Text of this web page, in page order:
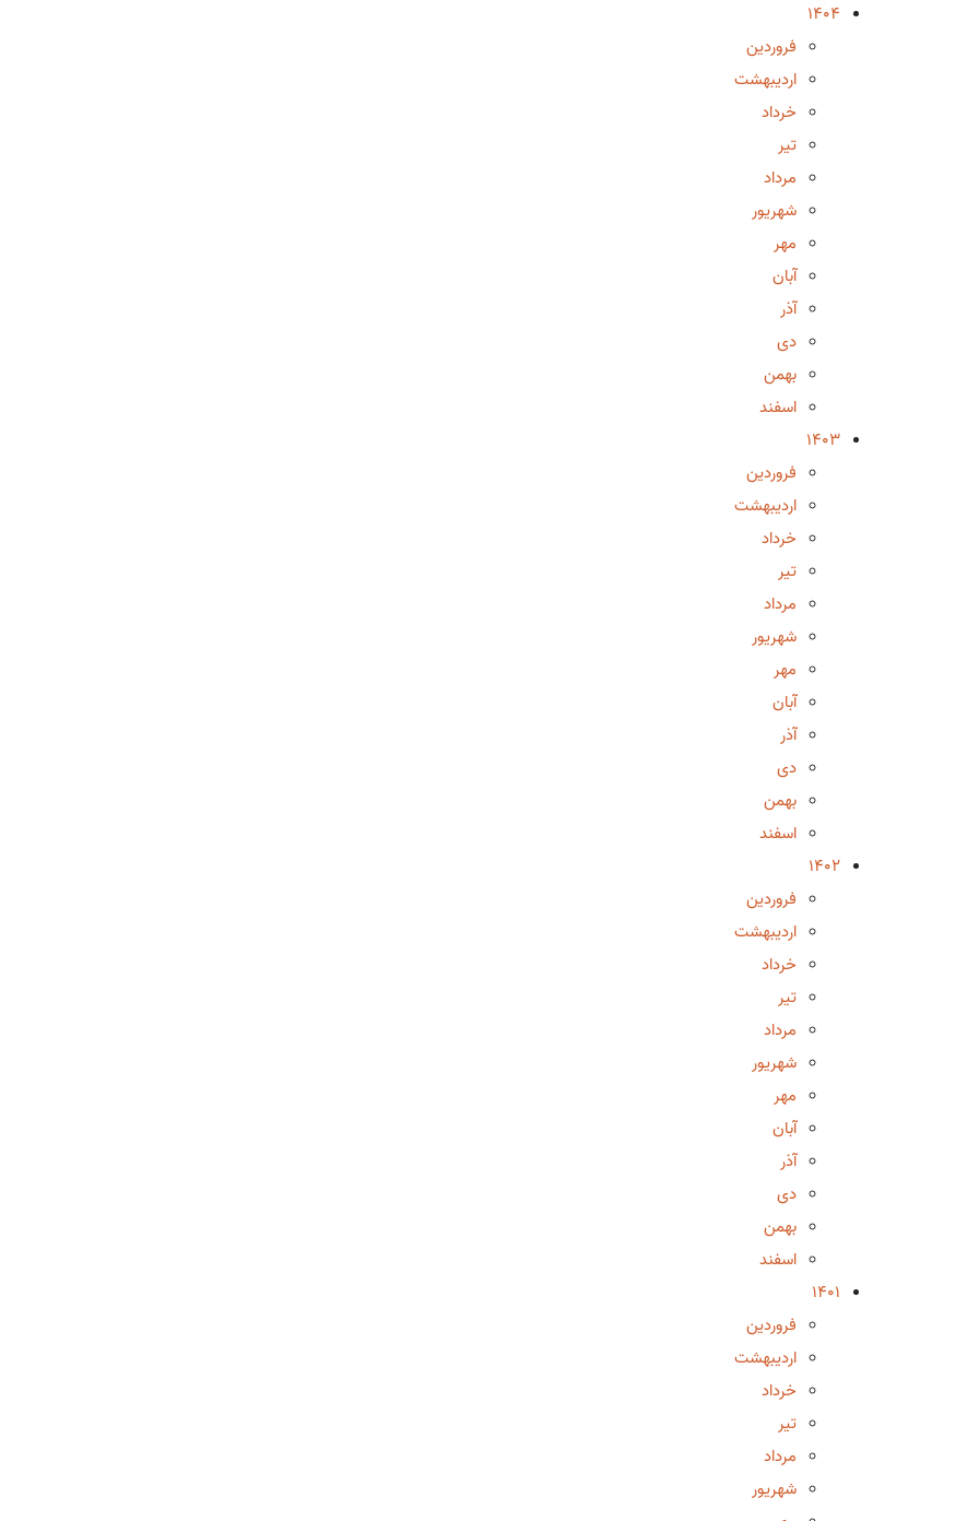
1404
فروردین
اردیبهشت
خرداد
تیر
مرداد
شهریور
مهر
آبان
آذر
دی
بهمن
اسفند
1403
فروردین
اردیبهشت
خرداد
تیر
مرداد
شهریور
مهر
آبان
آذر
دی
بهمن
اسفند
1402
فروردین
اردیبهشت
خرداد
تیر
مرداد
شهریور
مهر
آبان
آذر
دی
بهمن
اسفند
1401
فروردین
اردیبهشت
خرداد
تیر
مرداد
شهریور